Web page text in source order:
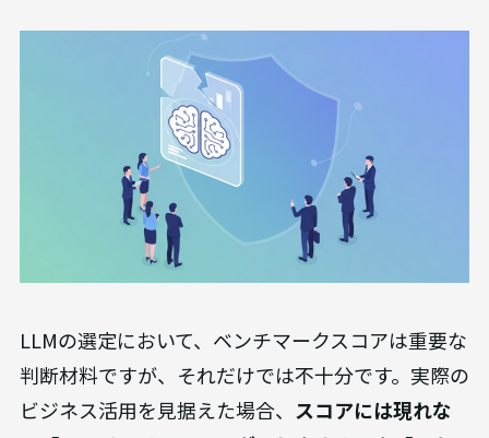
LLMの選定において、ベンチマークスコアは重要な
判断材料ですが、それだけでは不十分です。実際の
ビジネス活用を見据えた場合、 スコアには現れな